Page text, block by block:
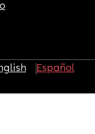
Español